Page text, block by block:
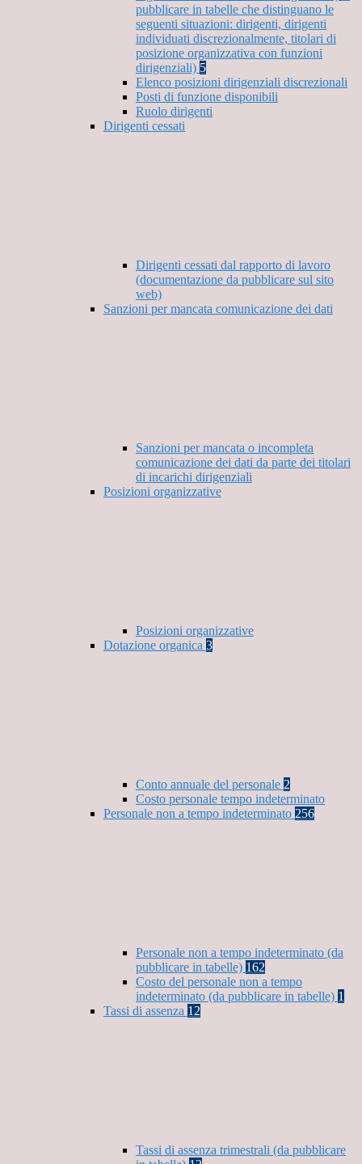
pubblicare in tabelle che distinguano le
seguenti situazioni: dirigenti, dirigenti
individuati discrezionalmente, titolari di
posizione organizzativa con funzioni
dirigenziali) 5
Elenco posizioni dirigenziali discrezionali
Posti di funzione disponibili
Ruolo dirigenti
Dirigenti cessati
Dirigenti cessati dal rapporto di lavoro
(documentazione da pubblicare sul sito
web)
Sanzioni per mancata comunicazione dei dati
Sanzioni per mancata o incompleta
comunicazione dei dati da parte dei titolari
di incarichi dirigenziali
Posizioni organizzative
Posizioni organizzative
Dotazione organica 3
Conto annuale del personale 2
Costo personale tempo indeterminato
Personale non a tempo indeterminato 256
Personale non a tempo indeterminato (da
pubblicare in tabelle) 162
Costo del personale non a tempo
indeterminato (da pubblicare in tabelle) 1
Tassi di assenza 12
Tassi di assenza trimestrali (da pubblicare